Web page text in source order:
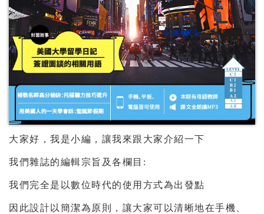
大家好，我是小編，讓我來跟大家介紹一下
我們雜誌的編輯宗旨及各欄目:
我們完全是以數位時代的使用方式為出發點
因此設計以簡潔為原則，讓大家可以清晰地在手機、